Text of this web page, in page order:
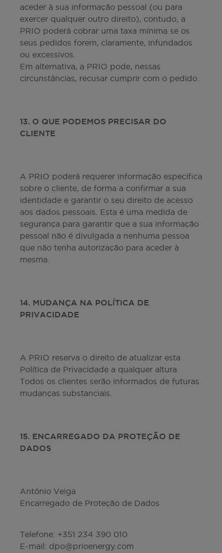
aceder à sua informação pessoal (ou para
exercer qualquer outro direito), contudo, a
PRIO poderá cobrar uma taxa mínima se os
seus pedidos forem, claramente, infundados
ou excessivos.
Em alternativa, a PRIO pode, nessas
circunstâncias, recusar cumprir com o pedido.
13. O QUE PODEMOS PRECISAR DO
CLIENTE
A PRIO poderá requerer informação específica
sobre o cliente, de forma a confirmar a sua
identidade e garantir o seu direito de acesso
aos dados pessoais. Esta é uma medida de
segurança para garantir que a sua informação
pessoal não é divulgada a nenhuma pessoa
que não tenha autorização para aceder à
mesma.
14. MUDANÇA NA POLÍTICA DE
PRIVACIDADE
A PRIO reserva o direito de atualizar esta
Política de Privacidade a qualquer altura.
Todos os clientes serão informados de futuras
mudanças substanciais.
15. ENCARREGADO DA PROTEÇÃO DE
DADOS
António Veiga
Encarregado de Proteção de Dados
Telefone: +351 234 390 010
E-mail: dpo@prioenergy.com